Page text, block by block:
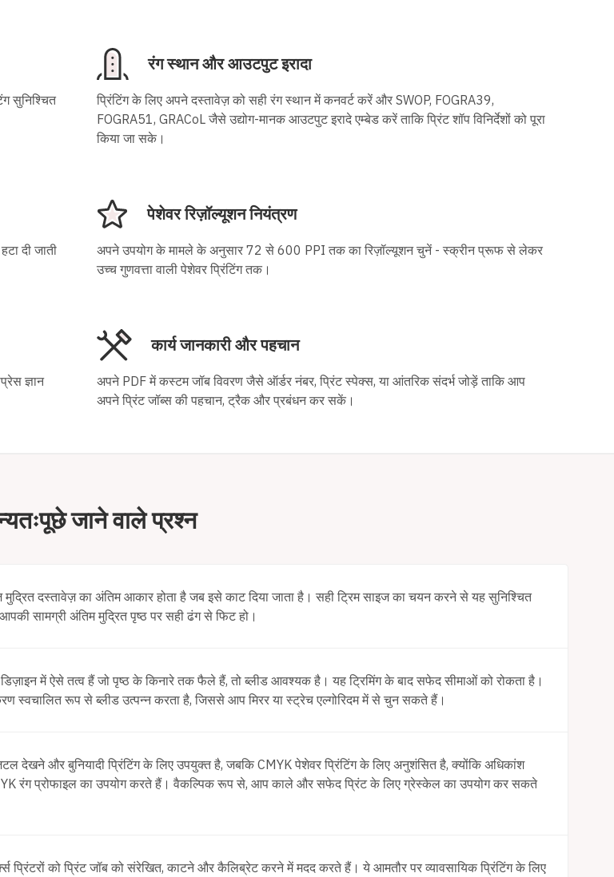
सुनिश्चित
रंग स्थान और आउटपुट इरादा
प्रिंटिंग के लिए अपने दस्तावेज़ को सही रंग स्थान में कनवर्ट करें और SWOP, FOGRA39,
FOGRA51, GRACoL जैसे उद्योग-मानक आउटपुट इरादे एम्बेड करें ताकि प्रिंट शॉप विनिर्देशों को पूरा
किया जा सके।
दी जाती
पेशेवर रिज़ॉल्यूशन नियंत्रण
अपने उपयोग के मामले के अनुसार 72 से 600 PPI तक का रिज़ॉल्यूशन चुनें - स्क्रीन प्रूफ से लेकर
उच्च गुणवत्ता वाली पेशेवर प्रिंटिंग तक।
ज्ञान
कार्य जानकारी और पहचान
अपने PDF में कस्टम जॉब विवरण जैसे ऑर्डर नंबर, प्रिंट स्पेक्स, या आंतरिक संदर्भ जोड़ें ताकि आप
अपने प्रिंट जॉब्स की पहचान, ट्रैक और प्रबंधन कर सकें।
जाने वाले प्रश्न
मुद्रित दस्तावेज़ का अंतिम आकार होता है जब इसे काट दिया जाता है। सही ट्रिम साइज का चयन करने से यह सुनिश्चित
सामग्री अंतिम मुद्रित पृष्ठ पर सही ढंग से फिट हो।
में ऐसे तत्व हैं जो पृष्ठ के किनारे तक फैले हैं, तो ब्लीड आवश्यक है। यह ट्रिमिंग के बाद सफेद सीमाओं को रोकता है।
स्वचालित रूप से ब्लीड उत्पन्न करता है, जिससे आप मिरर या स्ट्रेच एल्गोरिदम में से चुन सकते हैं।
देखने और बुनियादी प्रिंटिंग के लिए उपयुक्त है, जबकि CMYK पेशेवर प्रिंटिंग के लिए अनुशंसित है, क्योंकि अधिकांश
रंग प्रोफाइल का उपयोग करते हैं। वैकल्पिक रूप से, आप काले और सफेद प्रिंट के लिए ग्रेस्केल का उपयोग कर सकते
प्रिंटरों को प्रिंट जॉब को संरेखित, काटने और कैलिब्रेट करने में मदद करते हैं। ये आमतौर पर व्यावसायिक प्रिंटिंग के लिए